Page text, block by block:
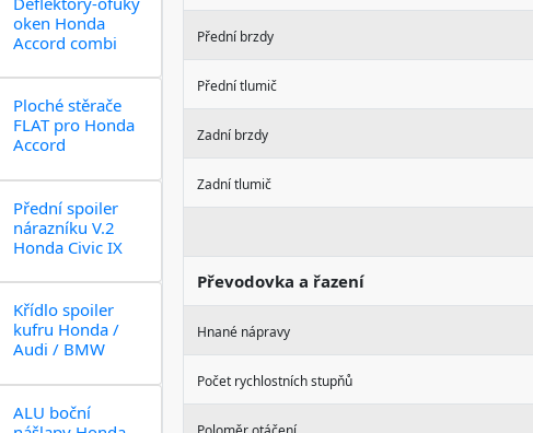
oken Honda
Accord combi
Ploché stěrače
FLAT pro Honda
Accord
Přední spoiler
nárazníku V.2
Honda Civic IX
Křídlo spoiler
kufru Honda /
Audi / BMW
ALU boční
Přední brzdy
Přední tlumič
Zadní brzdy
Zadní tlumič
Převodovka a řazení
Hnané nápravy
Počet rychlostních stupňů